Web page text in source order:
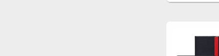
Galaxy Note 10.1